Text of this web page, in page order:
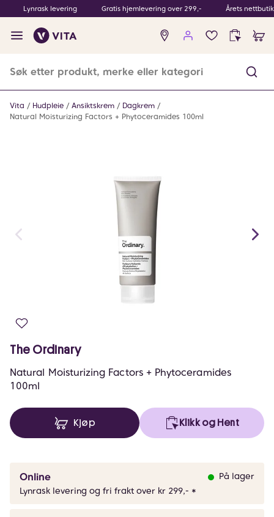
Lynrask levering Gratis hjemlevering over 299,- Årets
Ingen
produkter
Vita Hudpleie Ansiktskrem
Dagkrem
Natural Moisturizing Factors + Phytoceramides 100ml
The Ordinary
Natural Moisturizing Factors + Phytoceramides
100ml
Kjøp Klikk og Hent
Online
På lager
Lynrask levering og fri frakt over kr 299,- *